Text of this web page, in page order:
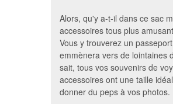
Alors, qu'y a-t-il dans ce sac
accessoires tous plus
Vous y trouverez un
emmènera vers de lointaines
sait, tous vos souvenirs de
accessoires ont une taille
donner du peps à vos photos.
Sachet luxe de cotillons
argentés pour homme